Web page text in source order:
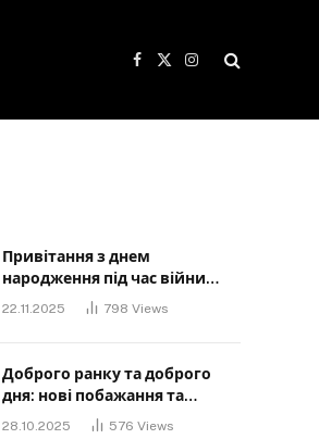
Facebook
X
Instagram
Привітання з днем
народження під час війни
своїми словами: Слова, що
22.11.2025 798 Views
Доброго ранку та доброго
дня: нові побажання та
картинки для близьких
28.10.2025 576 Views